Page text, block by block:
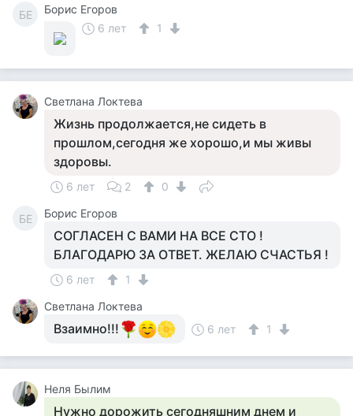
БЕ
Борис Егоров
6 лет
1
Светлана Локтева
Жизнь продолжается,не сидеть в
прошлом,сегодня же хорошо,и мы живы
здоровы.
6 лет 2 0
БЕ Борис Егоров
СОГЛАСЕН С ВАМИ НА ВСЕ СТО !
БЛАГОДАРЮ ЗА ОТВЕТ. ЖЕЛАЮ СЧАСТЬЯ !
6 лет
1
Светлана Локтева
Взаимно!!! 6 лет 1
Неля Былим
Нужно дорожить сегодняшним днем и